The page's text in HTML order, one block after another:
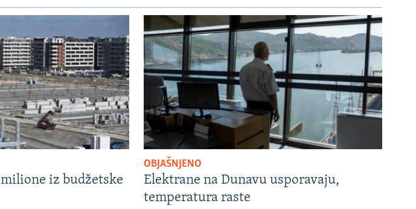
iz budžetske
OBJAŠNJENO
Elektrane na Dunavu usporavaju,
temperatura raste